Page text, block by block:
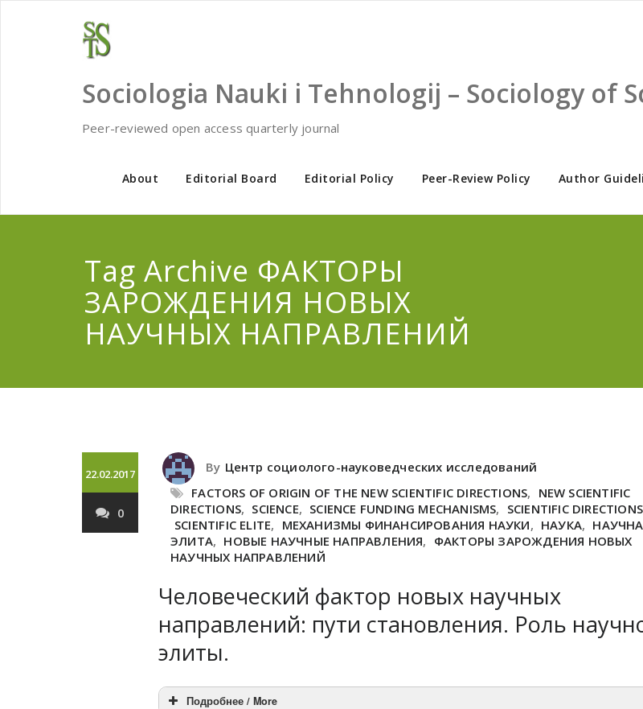
Sociologia Nauki i Tehnologij – Sociology of
Peer-reviewed open access quarterly journal
About Editorial Board Editorial Policy Peer-Review Policy Author
Tag Archive ФАКТОРЫ
ЗАРОЖДЕНИЯ НОВЫХ
НАУЧНЫХ НАПРАВЛЕНИЙ
22.02.2017
0
By Центр социолого-науковедческих исследований
FACTORS OF ORIGIN OF THE NEW SCIENTIFIC DIRECTIONS, NEW SCIENTIFIC
DIRECTIONS, SCIENCE, SCIENCE FUNDING MECHANISMS, SCIENTIFIC DIRECTIONS
SCIENTIFIC ELITE, МЕХАНИЗМЫ ФИНАНСИРОВАНИЯ НАУКИ, НАУКА,
ЭЛИТА, НОВЫЕ НАУЧНЫЕ НАПРАВЛЕНИЯ, ФАКТОРЫ ЗАРОЖДЕНИЯ НОВЫХ
НАУЧНЫХ НАПРАВЛЕНИЙ
Человеческий фактор новых научных
направлений: пути становления. Роль
элиты.
Подробнее / More